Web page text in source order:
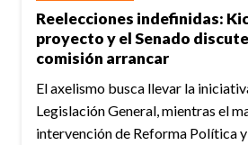
Reelecciones indefinidas:
proyecto y el Senado
comisión arrancar
El axelismo busca llevar la
Legislación General, mientras el
intervención de Reforma Política